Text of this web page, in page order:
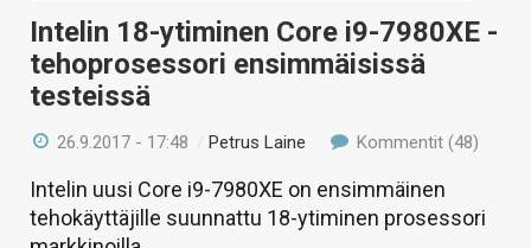
Intelin 18-ytiminen Core i9-7980XE -
tehoprosessori ensimmäisissä
testeissä
26.9.2017 - 17:48 /Petrus Laine Kommentit (48)
Intelin uusi Core i9-7980XE on ensimmäinen
tehokäyttäjille suunnattu 18-ytiminen prosessori